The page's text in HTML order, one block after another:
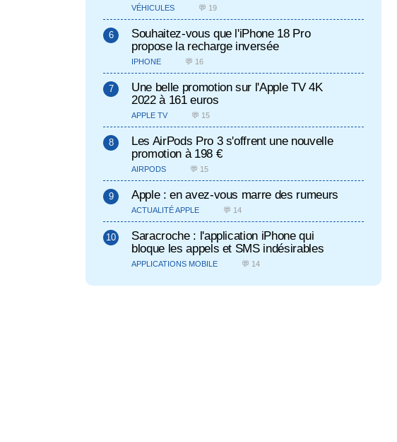
VÉHICULES 💬 19
Souhaitez-vous que l'iPhone 18 Pro
propose la recharge inversée
IPHONE 💬 16
Une belle promotion sur l'Apple TV 4K
2022 à 161 euros
APPLE TV 💬 15
Les AirPods Pro 3 s'offrent une nouvelle
promotion à 198 €
AIRPODS 💬 15
Apple : en avez-vous marre des rumeurs
ACTUALITÉ APPLE 💬 14
Saracroche : l'application iPhone qui
bloque les appels et SMS indésirables
APPLICATIONS MOBILE 💬 14